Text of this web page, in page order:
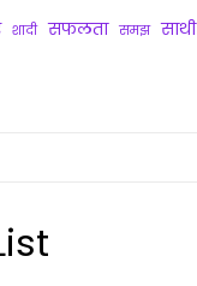
शादी सफलता समझ साथी